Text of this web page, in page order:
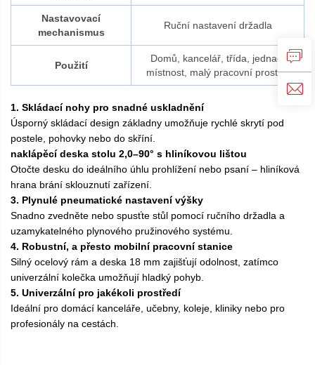
Nastavovací
mechanismus
Ruční nastavení držadla
Použití
Domů, kancelář, třída, jednací
místnost, malý pracovní prostor.
1. Skládací nohy pro snadné uskladnění
Úsporný skládací design základny umožňuje rychlé skrytí pod
postele, pohovky nebo do skříní.
naklápěcí deska stolu 2,0–90° s hliníkovou lištou
Otočte desku do ideálního úhlu prohlížení nebo psaní – hliníková
hrana brání sklouznutí zařízení.
3. Plynulé pneumatické nastavení výšky
Snadno zvedněte nebo spusťte stůl pomocí ručního držadla a
uzamykatelného plynového pružinového systému.
4. Robustní, a přesto mobilní pracovní stanice
Silný ocelový rám a deska 18 mm zajišťují odolnost, zatímco
univerzální kolečka umožňují hladký pohyb.
5. Univerzální pro jakékoli prostředí
Ideální pro domácí kanceláře, učebny, koleje, kliniky nebo pro
profesionály na cestách.